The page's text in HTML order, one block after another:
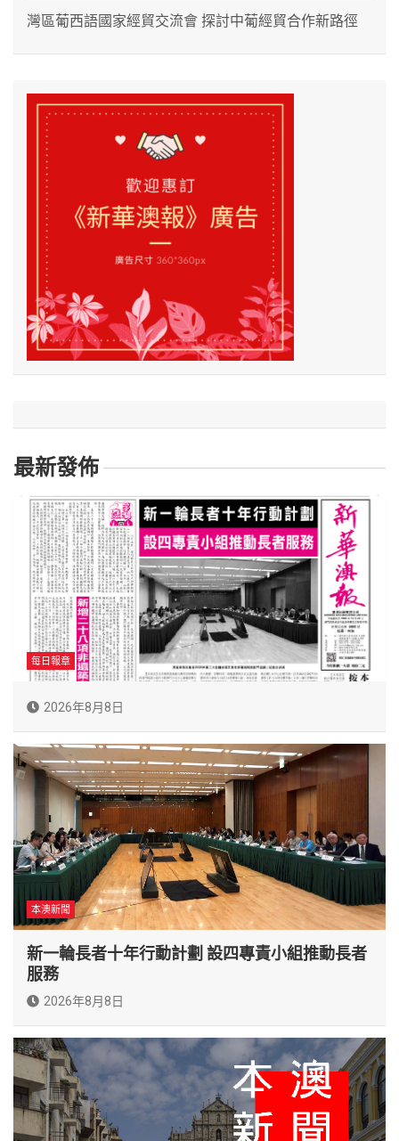
灣區葡西語國家經貿交流會 探討中葡經貿合作新路徑
最新發佈
每日報章
2026年8月8日
本澳新聞
新一輪長者十年行動計劃 設四專責小組推動長者
服務
2026年8月8日